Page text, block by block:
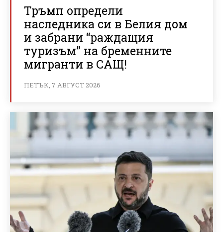
Тръмп определи
наследника си в Белия дом
и забрани “раждащия
туризъм” на бременните
мигранти в САЩ!
ПЕТЪК, 7 АВГУСТ 2026